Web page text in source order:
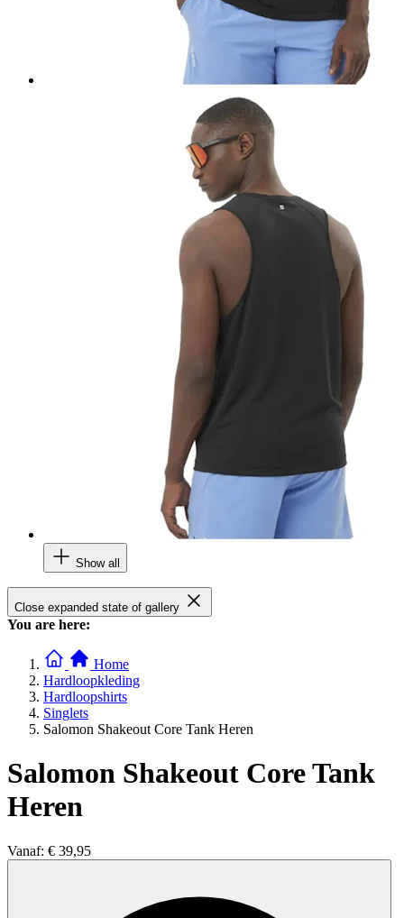
Show all
Close expanded state of gallery
You are here:
Home
Hardloopkleding
Hardloopshirts
Singlets
Salomon Shakeout Core Tank Heren
Salomon Shakeout Core Tank
Heren
Vanaf: € 39,95